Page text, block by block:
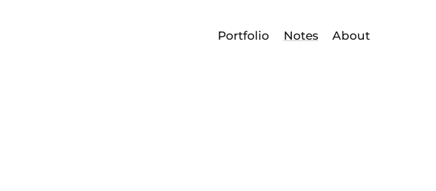
Portfolio Notes About